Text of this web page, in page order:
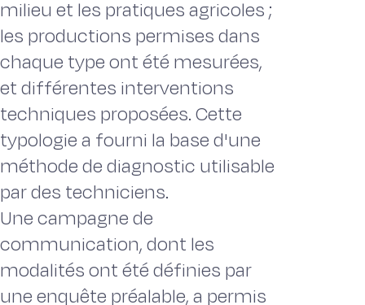
milieu et les pratiques agricoles ;
les productions permises dans
chaque type ont été mesurées,
et différentes interventions
techniques proposées. Cette
typologie a fourni la base d'une
méthode de diagnostic utilisable
par des techniciens.
Une campagne de
communication, dont les
modalités ont été définies par
une enquête préalable, a permis